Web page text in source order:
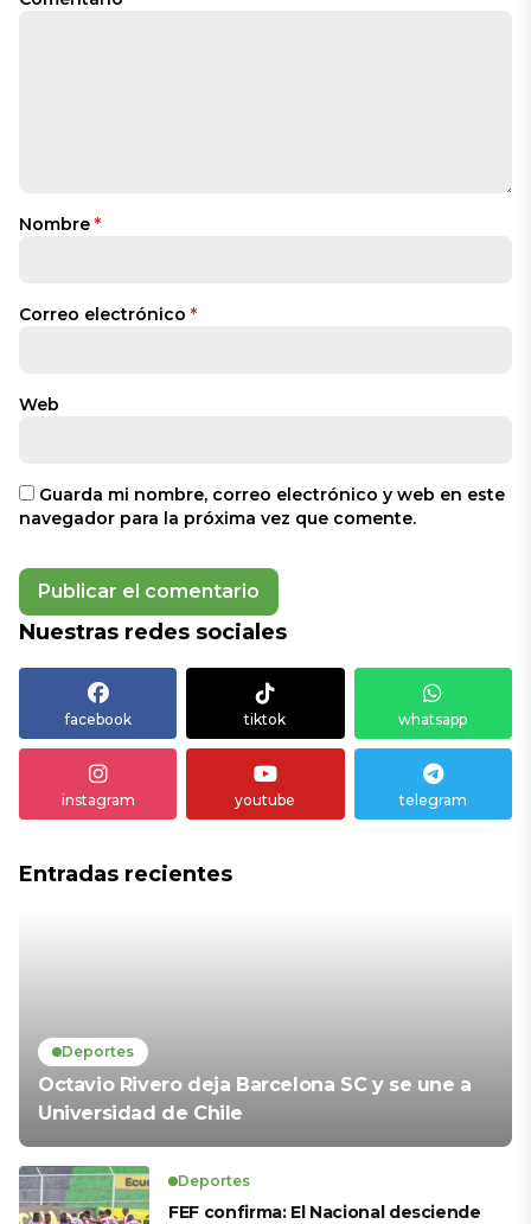
Nombre *
Correo electrónico *
Web
Guarda mi nombre, correo electrónico y web en este
navegador para la próxima vez que comente.
Nuestras redes sociales
facebook tiktok whatsapp
instagram youtube telegram
Entradas recientes
Deportes
Octavio Rivero deja Barcelona SC y se une a
Universidad de Chile
Deportes
FEF confirma: El Nacional desciende